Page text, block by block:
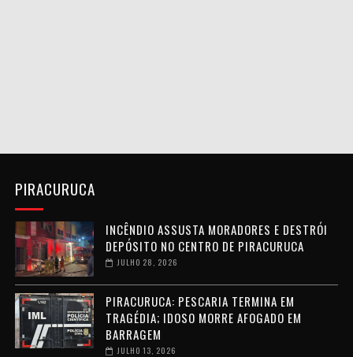
PIRACURUCA
INCÊNDIO ASSUSTA MORADORES E DESTRÓI
DEPÓSITO NO CENTRO DE PIRACURUCA
JULHO 28, 2026
PIRACURUCA: PESCARIA TERMINA EM
TRAGÉDIA; IDOSO MORRE AFOGADO EM
BARRAGEM
JULHO 13, 2026